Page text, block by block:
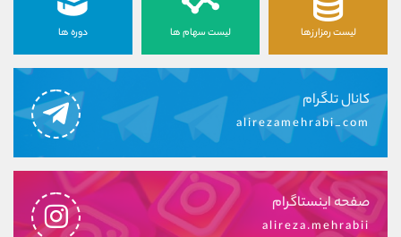
لیست رمزارزها لیست سهام ها دوره ها
کانال تلگرام
alirezamehrabi_com
صفحه اینستاگرام
alireza.mehrabii